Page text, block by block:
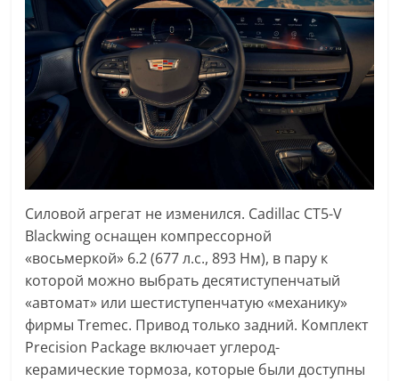
Силовой агрегат не изменился. Cadillac CT5-V
Blackwing оснащен компрессорной
«восьмеркой» 6.2 (677 л.с., 893 Нм), в пару к
которой можно выбрать десятиступенчатый
«автомат» или шестиступенчатую «механику»
фирмы Tremec. Привод только задний. Комплект
Precision Package включает углерод-
керамические тормоза, которые были доступны